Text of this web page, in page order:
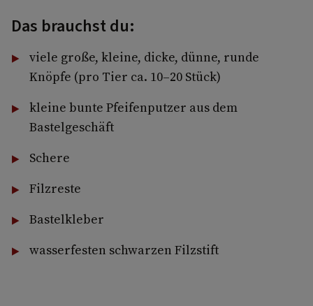
Das brauchst du:
viele große, kleine, dicke, dünne, runde
Knöpfe (pro Tier ca. 10–20 Stück)
kleine bunte Pfeifenputzer aus dem
Bastelgeschäft
Schere
Filzreste
Bastelkleber
wasserfesten schwarzen Filzstift